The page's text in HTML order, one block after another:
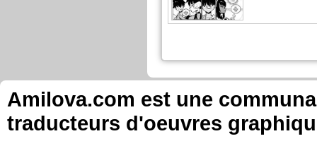
Amilova.com est une
traducteurs d'oeuvres